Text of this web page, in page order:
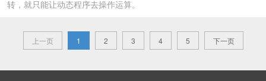
转，就只能让动态程序去操作运算。
上一页 1 2 3 4 5 下一页